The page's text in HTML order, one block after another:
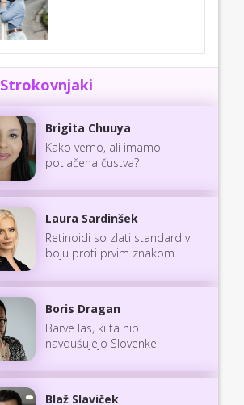
Strokovnjaki
Brigita Chuuya
Kako vemo, ali imamo
potlačena čustva?
Laura Sardinšek
Retinoidi so zlati standard v
boju proti prvim znakom
Boris Dragan
Barve las, ki ta hip
navdušujejo Slovenke
Blaž Slaviček